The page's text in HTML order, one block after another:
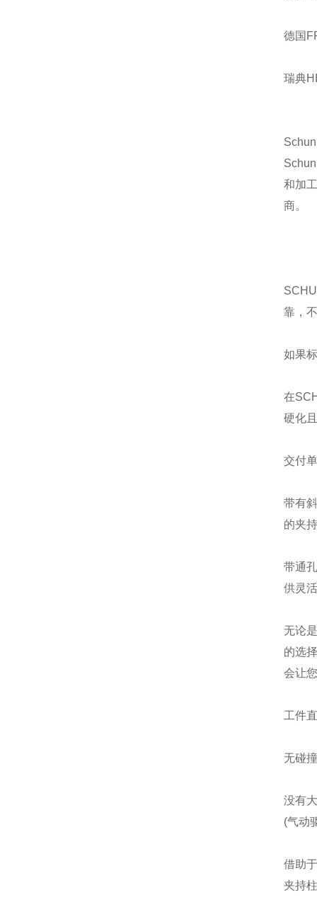
德国
瑞典
和加
商。
靠，
如果
在
硬化
交付
带有
的夹
带通
供灵
无论
的选
会让
工件
无碰
没有
(气动
借助
夹持